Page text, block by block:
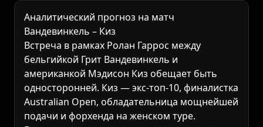
Аналитический прогноз на матч
Вандевинкель – Киз
Встреча в рамках Ролан Гаррос между
бельгийкой Грит Вандевинкель и
американкой Мэдисон Киз обещает быть
односторонней. Киз — экс-топ-10, финалистка
Australian Open, обладательница мощнейшей
подачи и форхенда на женском туре.